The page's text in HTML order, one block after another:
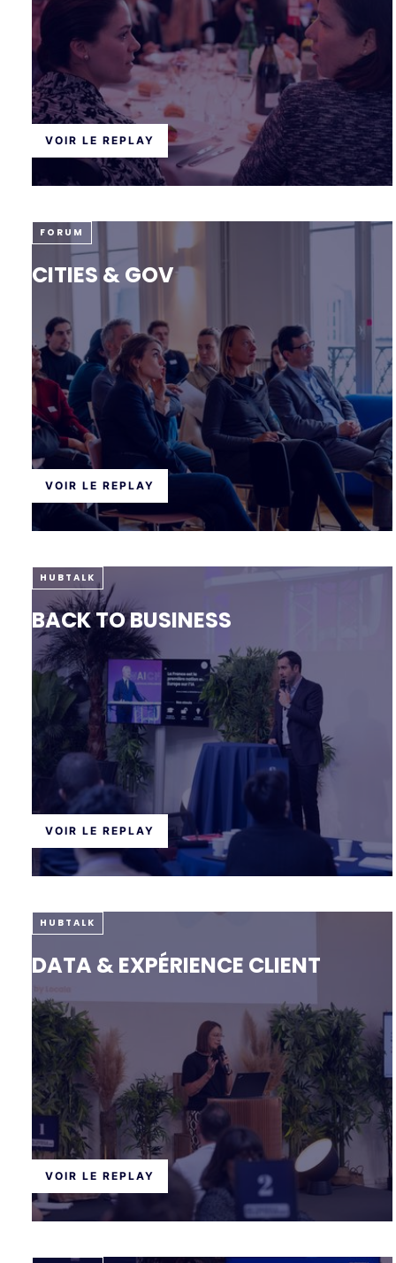
VOIR LE REPLAY
FORUM
CITIES & GOV
VOIR LE REPLAY
HUBTALK
BACK TO BUSINESS
VOIR LE REPLAY
HUBTALK
DATA & EXPÉRIENCE CLIENT
VOIR LE REPLAY